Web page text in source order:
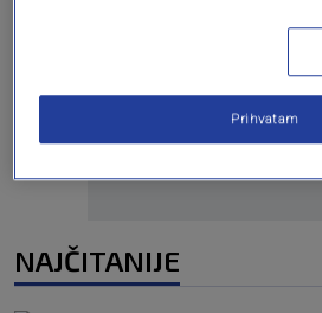
Oglas
NAJČITANIJE
Prihvatam